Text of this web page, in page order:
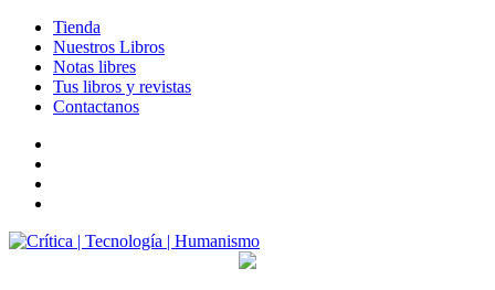
Tienda
Nuestros Libros
Notas libres
Tus libros y revistas
Contactanos